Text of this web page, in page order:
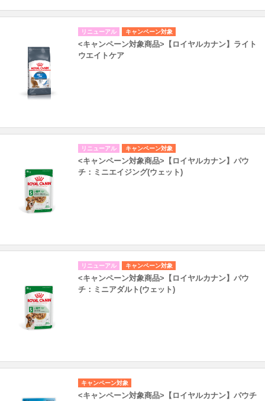
リニューアル キャンペーン対象
<キャンペーン対象商品>【ロイヤルカナン】ライト
ウエイトケア
リニューアル キャンペーン対象
<キャンペーン対象商品>【ロイヤルカナン】パウ
チ：ミニエイジング(ウェット)
リニューアル キャンペーン対象
<キャンペーン対象商品>【ロイヤルカナン】パウ
チ：ミニアダルト(ウェット)
キャンペーン対象
<キャンペーン対象商品>【ロイヤルカナン】パウチ